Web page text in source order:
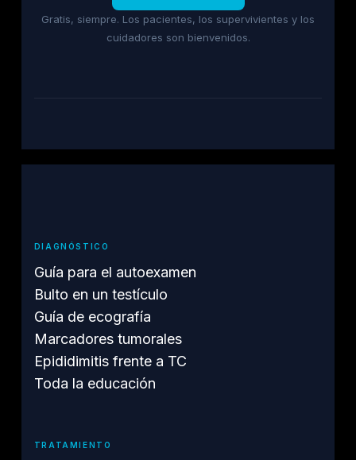
Gratis, siempre. Los pacientes, los supervivientes y los
cuidadores son bienvenidos.
DIAGNÓSTICO
Guía para el autoexamen
Bulto en un testículo
Guía de ecografía
Marcadores tumorales
Epididimitis frente a TC
Toda la educación
TRATAMIENTO